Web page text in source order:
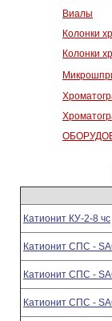
Виалы
Колонки
Колонки
Катионит КУ-2-8 чс
Катионит СПС -
Катионит СПС -
Катионит СПС -